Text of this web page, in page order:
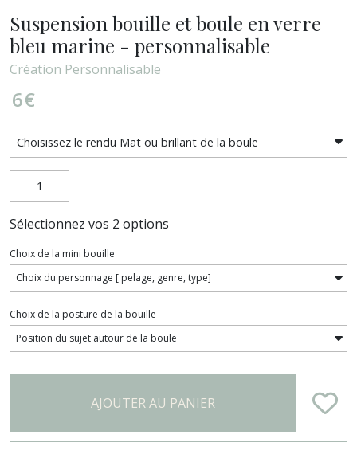
Suspension bouille et boule en verre
bleu marine - personnalisable
Création Personnalisable
6€
Sélectionnez vos 2 options
Choix de la mini bouille
Choix de la posture de la bouille
AJOUTER AU PANIER